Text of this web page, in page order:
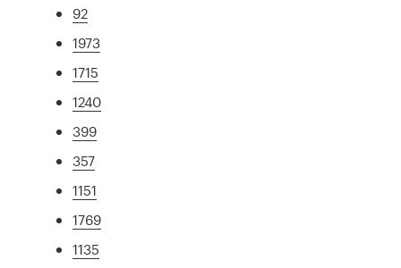
92
1973
1715
1240
399
357
1151
1769
1135